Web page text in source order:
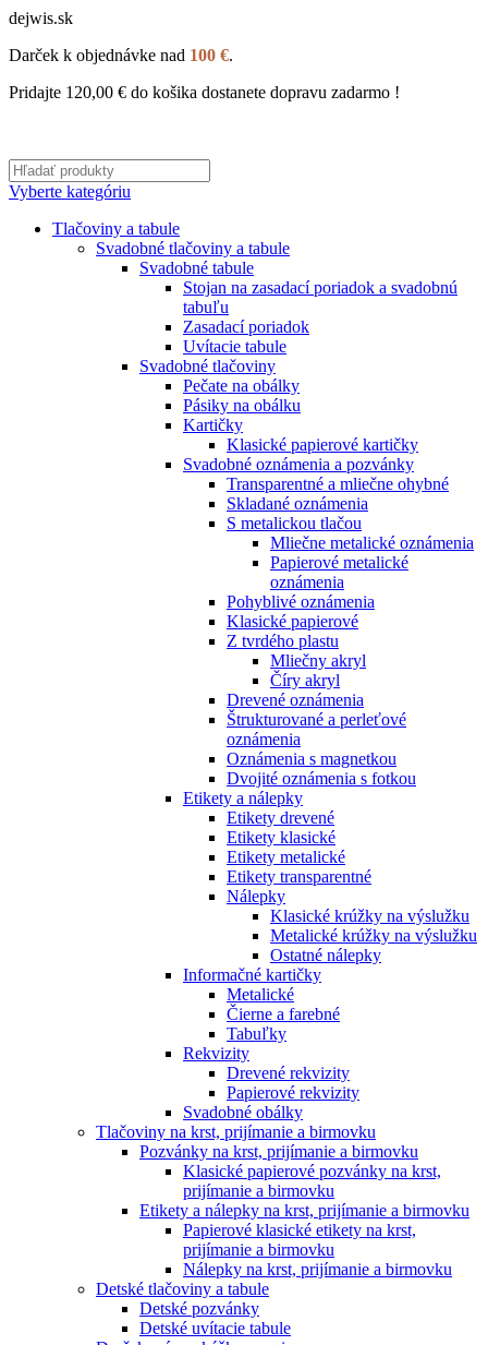
dejwis.sk
Darček k objednávke nad 100 €.
Pridajte 120,00 € do košika dostanete dopravu zadarmo !
Vyberte kategóriu
Tlačoviny a tabule
Svadobné tlačoviny a tabule
Svadobné tabule
Stojan na zasadací poriadok a svadobnú
tabuľu
Zasadací poriadok
Uvítacie tabule
Svadobné tlačoviny
Pečate na obálky
Pásiky na obálku
Kartičky
Klasické papierové kartičky
Svadobné oznámenia a pozvánky
Transparentné a mliečne ohybné
Skladané oznámenia
S metalickou tlačou
Mliečne metalické oznámenia
Papierové metalické
oznámenia
Pohyblivé oznámenia
Klasické papierové
Z tvrdého plastu
Mliečny akryl
Číry akryl
Drevené oznámenia
Štrukturované a perleťové
oznámenia
Oznámenia s magnetkou
Dvojité oznámenia s fotkou
Etikety a nálepky
Etikety drevené
Etikety klasické
Etikety metalické
Etikety transparentné
Nálepky
Klasické krúžky na výslužku
Metalické krúžky na výslužku
Ostatné nálepky
Informačné kartičky
Metalické
Čierne a farebné
Tabuľky
Rekvizity
Drevené rekvizity
Papierové rekvizity
Svadobné obálky
Tlačoviny na krst, prijímanie a birmovku
Pozvánky na krst, prijímanie a birmovku
Klasické papierové pozvánky na krst,
prijímanie a birmovku
Etikety a nálepky na krst, prijímanie a birmovku
Papierové klasické etikety na krst,
prijímanie a birmovku
Nálepky na krst, prijímanie a birmovku
Detské tlačoviny a tabule
Detské pozvánky
Detské uvítacie tabule